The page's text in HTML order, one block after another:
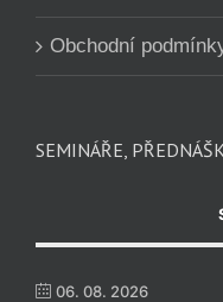
Obchodní
SEMINÁŘE,
06. 08. 2026